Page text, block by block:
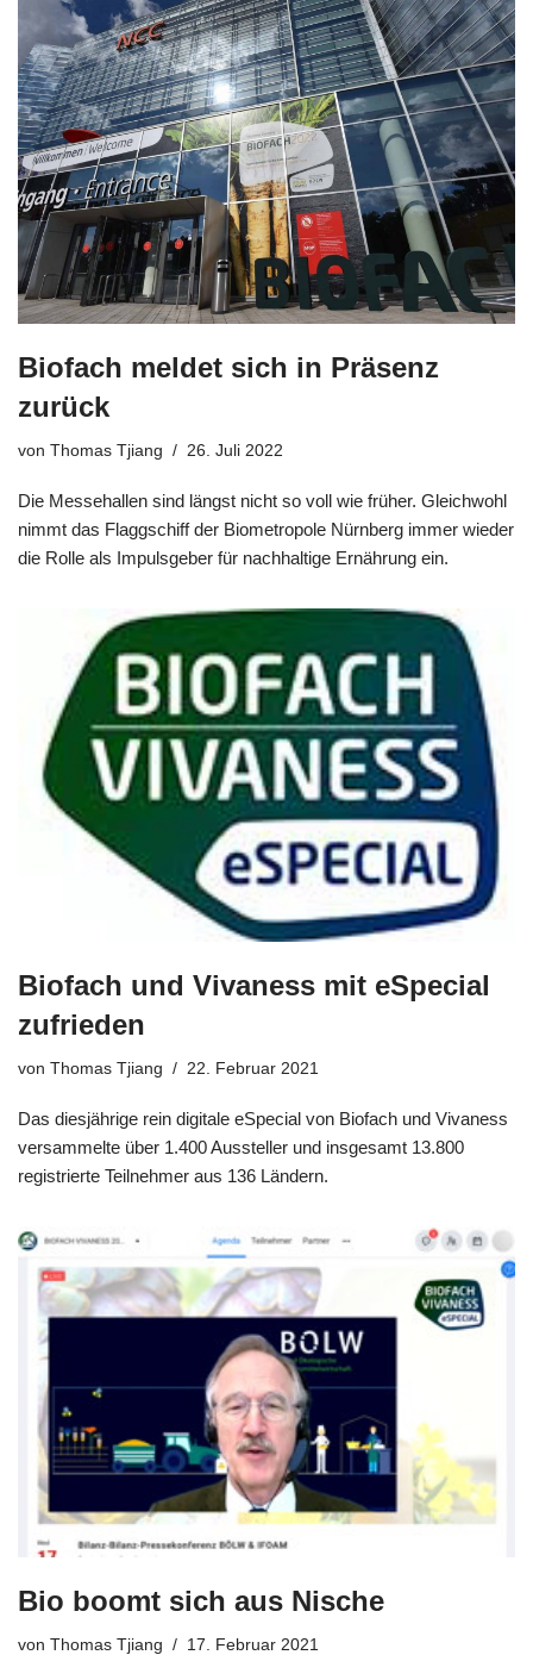
Biofach meldet sich in Präsenz
zurück
von Thomas Tjiang 26. Juli 2022
Die Messehallen sind längst nicht so voll wie früher. Gleichwohl
nimmt das Flaggschiff der Biometropole Nürnberg immer wieder
die Rolle als Impulsgeber für nachhaltige Ernährung ein.
Biofach und Vivaness mit eSpecial
zufrieden
von Thomas Tjiang 22. Februar 2021
Das diesjährige rein digitale eSpecial von Biofach und Vivaness
versammelte über 1.400 Aussteller und insgesamt 13.800
registrierte Teilnehmer aus 136 Ländern.
Bio boomt sich aus Nische
von Thomas Tjiang 17. Februar 2021